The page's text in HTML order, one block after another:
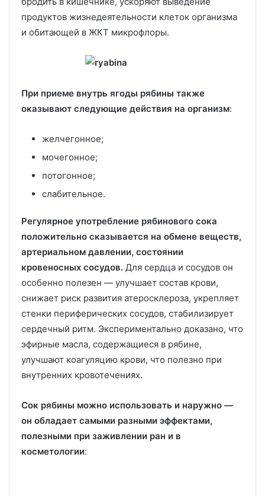
продуктов жизнедеятельности клеток организма
и обитающей в ЖКТ микрофлоры.
При приеме внутрь ягоды рябины также
оказывают следующие действия на организм:
желчегонное;
мочегонное;
потогонное;
слабительное.
Регулярное употребление рябинового сока
положительно сказывается на обмене веществ,
артериальном давлении, состоянии
кровеносных сосудов. Для сердца и сосудов он
особенно полезен — улучшает состав крови,
снижает риск развития атеросклероза, укрепляет
стенки периферических сосудов, стабилизирует
сердечный ритм. Экспериментально доказано, что
эфирные масла, содержащиеся в рябине,
улучшают коагуляцию крови, что полезно при
внутренних кровотечениях.
Сок рябины можно использовать и наружно —
он обладает самыми разными эффектами,
полезными при заживлении ран и в
косметологии: